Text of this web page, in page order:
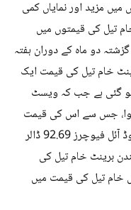
مزید اور نمایاں کمی
تیل کی قیمتوں میں
گزشتہ دو ماہ کے دوران ہفتہ
خام تیل کی قیمت ایک
ساتھ فی بیرل 91.77 ڈالر ہو گئی ہے جب کہ ویسٹ
فیصد سستا ہوا، جس سے اس کی قیمت
فی بیرل 87.78 ڈالر ہو گئی ہے ۔ برینٹ کروڈ آئل فیوچرز 92.69 ڈالر
برینٹ خام تیل کی
خام تیل کی قیمت میں